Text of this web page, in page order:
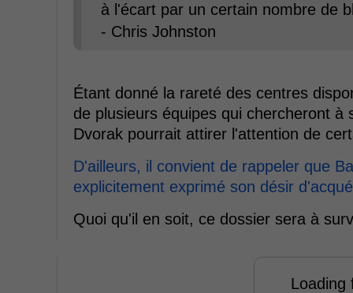
à l'écart par un certain nombre de
- Chris Johnston
Étant donné la rareté des centres
de plusieurs équipes qui chercheront
Dvorak pourrait attirer l'attention de
D'ailleurs, il convient de rappeler que
explicitement exprimé son désir
Quoi qu'il en soit, ce dossier sera à
Loading